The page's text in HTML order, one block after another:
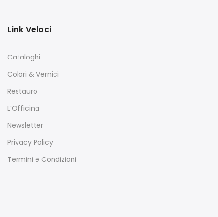
Link Veloci
Cataloghi
Colori & Vernici
Restauro
L’Officina
Newsletter
Privacy Policy
Termini e Condizioni